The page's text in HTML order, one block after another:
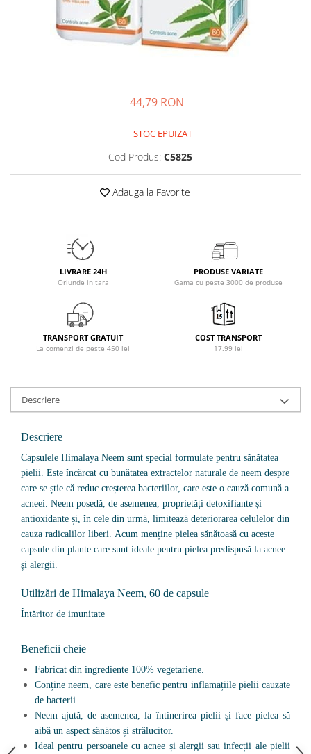
Vitamine bărbați / femei
Îngrijire personală
JNX Sports
Naughty Boy
Olimp Sport Nutrition
Optimum Nutrition
PerfectShaker
Pro Supps
Pro Tan
Puritan`s Pride
REDCON1
Revoflex
Rich Piana 5% Nutrition
RIPT
Scitec
Scivation
Smart Shake
Swanson
Universal
Vitargo
Weider
Zenana
44,79 RON
STOC EPUIZAT
Cod Produs: C5825
Adauga la Favorite
LIVRARE 24H
Oriunde in tara
PRODUSE VARIATE
Gama cu peste 3000 de produse
TRANSPORT GRATUIT
La comenzi de peste 450 lei
COST TRANSPORT
17.99 lei
Descriere
Descriere
Capsulele Himalaya Neem sunt special formulate pentru sănătatea
pielii. Este încărcat cu bunătatea extractelor naturale de neem despre
care se știe că reduc creșterea bacteriilor, care este o cauză comună a
acneei. Neem posedă, de asemenea, proprietăți detoxifiante și
antioxidante și, în cele din urmă, limitează deteriorarea celulelor din
cauza radicalilor liberi. Acum menține pielea sănătoasă cu aceste
capsule din plante care sunt ideale pentru pielea predispusă la acnee
și alergii.
Utilizări de Himalaya Neem, 60 de capsule
Întăritor de imunitate
Beneficii cheie
Fabricat din ingrediente 100% vegetariene.
Conține neem, care este benefic pentru inflamațiile pielii cauzate
de bacterii.
Neem ajută, de asemenea, la întinerirea pielii și face pielea să
aibă un aspect sănătos și strălucitor.
Ideal pentru persoanele cu acnee și alergii sau infecții ale pielii